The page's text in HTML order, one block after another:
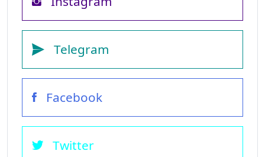
Telegram
Facebook
Twitter